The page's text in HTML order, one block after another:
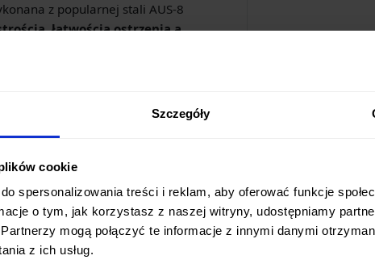
Szczegóły
cookie
spersonalizowania treści i reklam, aby oferować funkcje
o tym, jak korzystasz z naszej witryny, udostępniamy
mogą połączyć te informacje z innymi danymi
z ich usług.
z popularnej stali AUS-8
łatwością ostrzenia a
złożeniem podczas pracy,
wagę noża, co przekłada się na
wygodne i dyskretne
kieszeni lub paska.